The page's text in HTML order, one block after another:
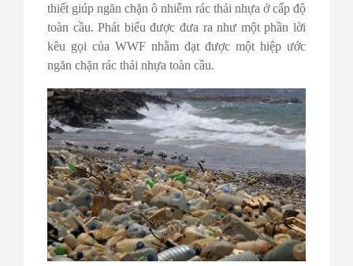
thiết giúp ngăn chặn ô nhiễm rác thải nhựa ở cấp độ
toàn cầu. Phát biểu được đưa ra như một phần lời
kêu gọi của WWF nhằm đạt được một hiệp ước
ngăn chặn rác thải nhựa toàn cầu.